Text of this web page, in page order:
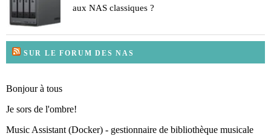
aux NAS classiques ?
SUR LE FORUM DES NAS
Bonjour à tous
Je sors de l'ombre!
Music Assistant (Docker) - gestionnaire de bibliothèque musicale